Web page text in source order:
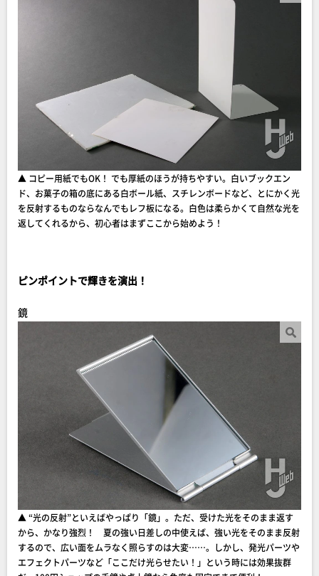
▲ コピー用紙でもOK！ でも厚紙のほうが持ちやすい。白いブックエン
ド、お菓子の箱の底にある白ボール紙、スチレンボードなど、とにかく光
を反射するものならなんでもレフ板になる。白色は柔らかくて自然な光を
返してくれるから、初心者はまずここから始めよう！
ピンポイントで輝きを演出！
鏡
▲ “光の反射”といえばやっぱり「鏡」。ただ、受けた光をそのまま返す
から、かなり強烈！ 夏の強い日差しの中使えば、強い光をそのまま反射
するので、広い面をムラなく照らすのは大変……。しかし、発光パーツや
エフェクトパーツなど「ここだけ光らせたい！」という時には効果抜群